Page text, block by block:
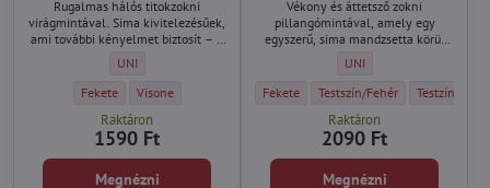
Rugalmas hálós titokzokni
virágmintával. Sima kivitelezésűek,
ami további kényelmet biztosít – a
kezelés nem vág bele a lábfejbe és
nem nyomja.
Női necc titokzokni hímzéssel LACE Z32 Marilyn - Méret:
UNI
Női necc titokzokni hímzéssel LACE Z32 Marilyn - Szín:
Fekete Női necc titokzokni hímzéssel LACE Z32 Marilyn - Szín:
Visone
Raktáron
1590 Ft
Megnézni
Vékony és áttetsző zokni
pillangómintával, amely egy
egyszerű, sima mandzsetta körül
helyezkedik el, és a boka közelében
látható. Jól passzol minden tavaszi
és nyári cipőhöz.
Vékony zokni lepkékkel G
UNI
Vékony zokni lepkékkel G 1166
Fekete Vékony zokni lepkékkel G
Testszín/Fehér Vékony
Testzínu/
Raktáron
2090 Ft
Megnézni